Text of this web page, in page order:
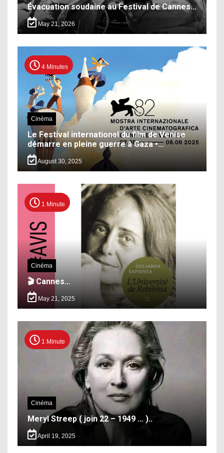
Évacuation soudaine au Festival de Cannes…
May 21, 2026
4 Minutes
Cinéma
Le Festival international du film de Venise
démarre en pleine guerre à Gaza •…
August 30, 2025
1 Minute
Cinéma
🎬 Cannes…
May 21, 2025
1 Minute
Cinéma
Meryl Streep ( join 22 – 1949 … )..
April 19, 2025